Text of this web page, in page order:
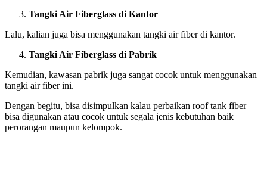
Tangki Air Fiberglass di Kantor
Lalu, kalian juga bisa menggunakan tangki air fiber di kantor.
Tangki Air Fiberglass di Pabrik
Kemudian, kawasan pabrik juga sangat cocok untuk menggunakan
tangki air fiber ini.
Dengan begitu, bisa disimpulkan kalau perbaikan roof tank fiber
bisa digunakan atau cocok untuk segala jenis kebutuhan baik
perorangan maupun kelompok.